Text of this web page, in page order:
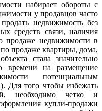
набирает обороты с
у продавцов часто
недвижимость без
средств связи, наличия
продаже недвижимости в
по продаже квартиры, дома,
стала значительно
времени на размещение
потенциальным
Для того чтобы избежать
необходимо четко и
купли-продажи